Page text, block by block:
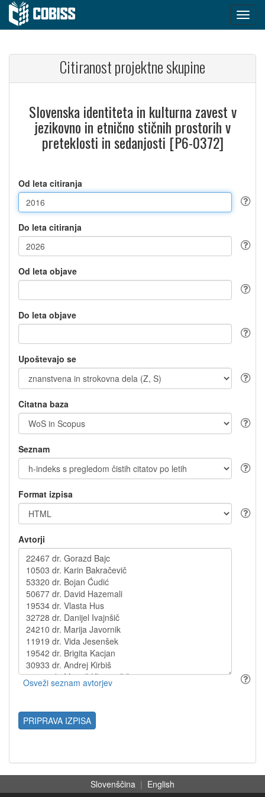
Citiranost projektne skupine
Slovenska identiteta in kulturna zavest v
jezikovno in etnično stičnih prostorih v
preteklosti in sedanjosti [P6-0372]
Od leta citiranja
Do leta citiranja
Od leta objave
Do leta objave
Upoštevajo se
Citatna baza
Seznam
Format izpisa
Avtorji
PRIPRAVA IZPISA
Slovenščina | English